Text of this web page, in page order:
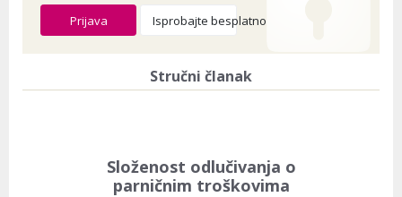
Prijava Isprobajte besplatno
Stručni članak
Složenost odlučivanja o
parničnim troškovima